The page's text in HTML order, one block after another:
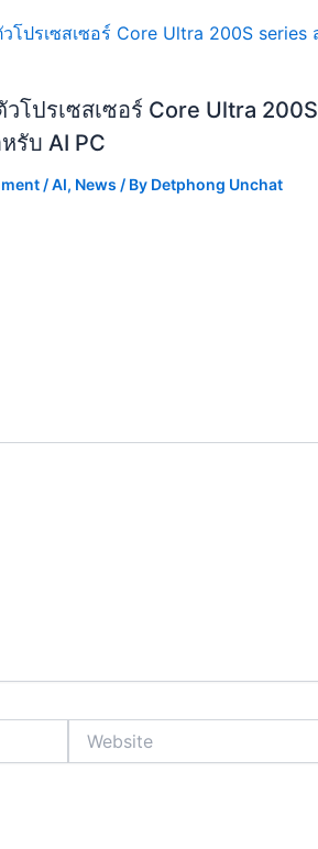
วโปรเซสเซอร์ Core Ultra 200S
รับ AI PC
/AI, News / By Detphong Unchat